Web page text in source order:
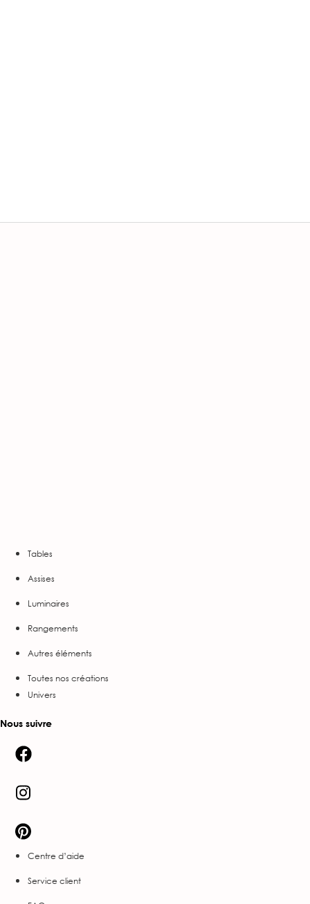
Tables
Assises
Luminaires
Rangements
Autres éléments
Toutes nos créations
Univers
Nous suivre
Centre d’aide
Service client